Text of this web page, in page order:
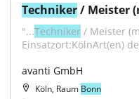
Techniker / Meister
"...Techniker / Meister
Einsatzort:KölnArt(en)
avanti GmbH
Köln, Raum Bonn